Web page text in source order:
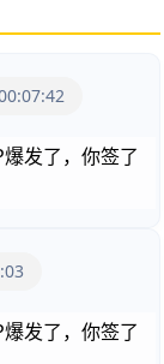
发了，你签了
发了，你签了